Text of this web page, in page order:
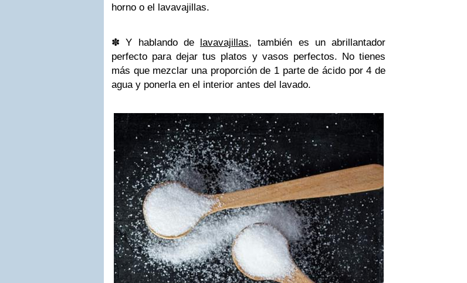
horno o el lavavajillas.
✽Y hablando de lavavajillas, también es un abrillantador
perfecto para dejar tus platos y vasos perfectos. No tienes
más que mezclar una proporción de 1 parte de ácido por 4 de
agua y ponerla en el interior antes del lavado.